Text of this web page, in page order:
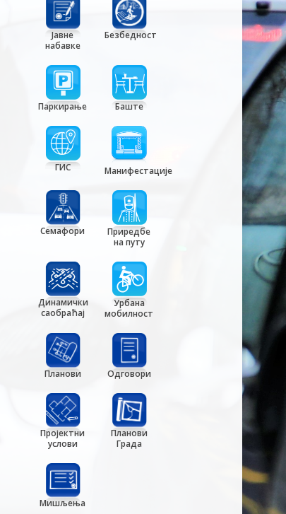
Јавне
набавке
Безбедност
Паркирање Баште
ГИС Манифестације
Семафори
Приредбе
на путу
Динамички
саобраћај
Урбана
мобилност
Планови Одговори
Пројектни
услови
Планови
Града
Мишљења